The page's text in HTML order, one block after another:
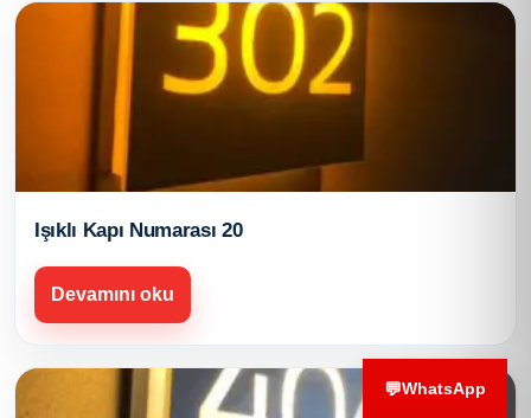
Işıklı Kapı Numarası 20
Devamını oku
💬WhatsApp